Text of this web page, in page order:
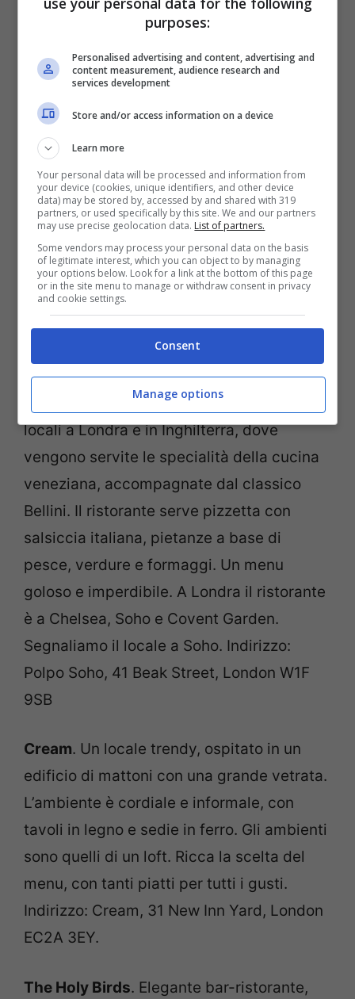
Lane Cafe, 383 Kennington Lane |
Lowry and Baker. Un delizioso locale per
colazioni e brunch nella zona di Notting
Hill, vicino al mercato di Portobello.
Propone cibo goloso, elegantemente
servito in piatti decorati. Il locale è piccolo,
itnimo e romantico. Un posto imperdibile
se capitate in questa zona di Londra.
Indirizzo: Lowry and Baker, 339 Portobello
Rd, North Kensington, London W10 5SA.
. Se proprio non riuscite a rinunciare
alla cucina italiana, vi consigliamo una
sosta al Polpo, una catena con diversi
locali a Londra e in Inghilterra, dove
vengono servite le specialità della cucina
veneziana, accompagnate dal classico
Bellini. Il ristorante serve pizzetta con
salsiccia italiana, pietanze a base di
pesce, verdure e formaggi. Un menu
goloso e imperdibile. A Londra il ristorante
è a Chelsea, Soho e Covent Garden.
Segnaliamo il locale a Soho. Indirizzo:
Polpo Soho, 41 Beak Street, London W1F
9SB
Cream. Un locale trendy, ospitato in un
edificio di mattoni con una grande vetrata.
L’ambiente è cordiale e informale, con
tavoli in legno e sedie in ferro. Gli ambienti
sono quelli di un loft. Ricca la scelta del
menu, con tanti piatti per tutti i gusti.
Indirizzo: Cream, 31 New Inn Yard, London
EC2A 3EY.
The Holy Birds. Elegante bar-ristorante,
purposes:
Personalised advertising and content, advertising and
content measurement, audience research and
services development
Store and/or access information on a device
Learn more
Your personal data will be processed and information from
your device (cookies, unique identifiers, and other device
data) may be stored by, accessed by and shared with 319
partners, or used specifically by this site. We and our partners
may use precise geolocation data. List of partners.
Some vendors may process your personal data on the basis
of legitimate interest, which you can object to by managing
your options below. Look for a link at the bottom of this page
or in the site menu to manage or withdraw consent in privacy
and cookie settings.
Consent
Manage options